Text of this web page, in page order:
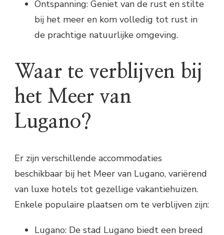
Ontspanning: Geniet van de rust en stilte
bij het meer en kom volledig tot rust in
de prachtige natuurlijke omgeving.
Waar te verblijven bij
het Meer van
Lugano?
Er zijn verschillende accommodaties
beschikbaar bij het Meer van Lugano, variërend
van luxe hotels tot gezellige vakantiehuizen.
Enkele populaire plaatsen om te verblijven zijn:
Lugano: De stad Lugano biedt een breed